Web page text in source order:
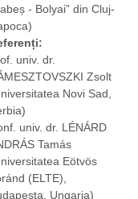
- Bolyai” din Cluj-
univ. dr.
Zsolt
Novi Sad,
univ. dr. LÉNÁRD
Tamás
Eötvös
(ELTE),
Ungaria)